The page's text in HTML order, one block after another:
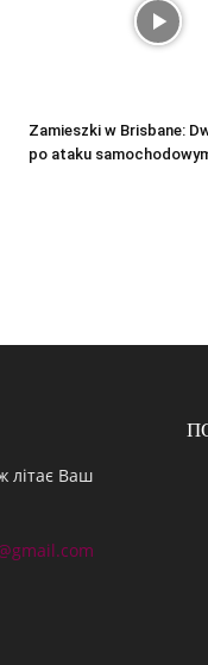
Zamieszki w Brisbane:
po ataku
літає Ваш